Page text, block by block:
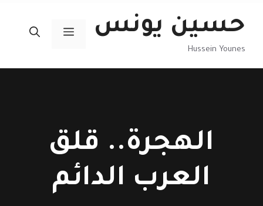
المحتوى
حسين يونس
Hussein Younes
القائمة
الهجرة.. قلق
العرب الدائم